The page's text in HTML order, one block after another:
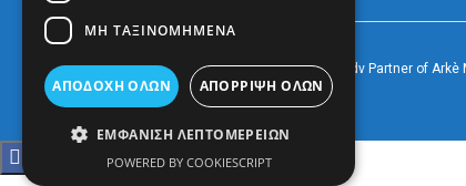
© 2022PrevezapostInspired byArkè Adv Partner of Arkè
ΜΗ ΤΑΞΙΝΟΜΗΜΈΝΑ
ΑΠΟΔΟΧΉ ΌΛΩΝ ΑΠΌΡΡΙΨΗ ΌΛΩΝ
ΕΜΦΆΝΙΣΗ ΛΕΠΤΟΜΕΡΕΙΏΝ
POWERED BY COOKIESCRIPT